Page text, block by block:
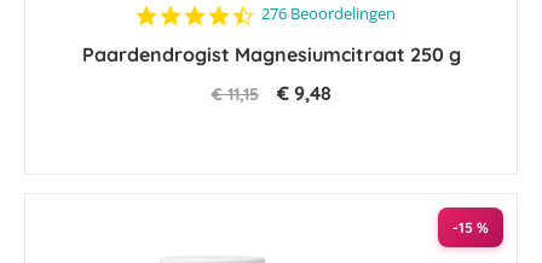
4.6
rating
276 Beoordelingen
Paardendrogist Magnesiumcitraat 250 g
€ 11,15 € 9,48
-15 %